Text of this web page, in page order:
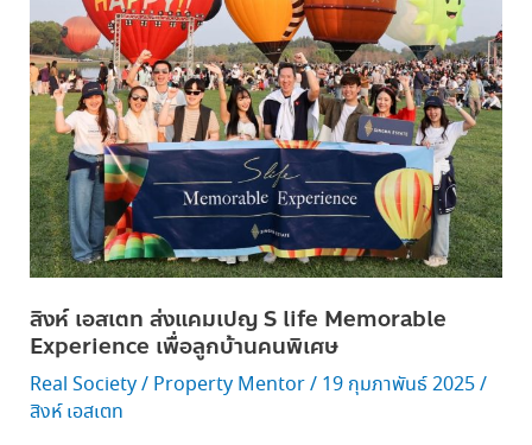
สิงห์ เอสเตท ส่งแคมเปญ S life Memorable
Experience เพื่อลูกบ้านคนพิเศษ
Real Society/ Property Mentor/ 19 กุมภาพันธ์ 2025/
สิงห์ เอสเตท
Memorable
Experience เพื่อ
ลูก
บ้าน
คน
พิเศษ